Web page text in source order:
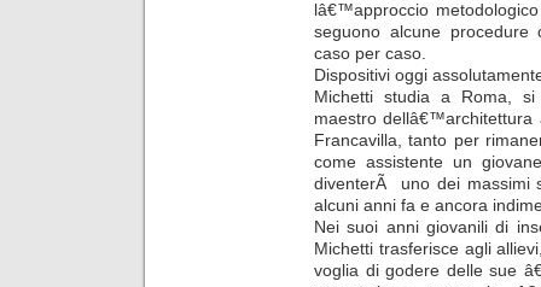
lâ€™approccio
seguono alcune
caso per caso.
Dispositivi oggi
Michetti studia a Roma,
maestro dellâ€™architettura
Francavilla, tanto per
come assistente un
diventerÃ uno dei massimi
alcuni anni fa e ancora
Nei suoi anni giovanili di
Michetti trasferisce agli
voglia di godere delle sue